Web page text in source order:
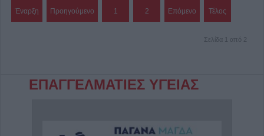
Έναρξη Προηγούμενο 1 2 Επόμενο Τέλος
Σελίδα 1 από 2
ΕΠΑΓΓΕΛΜΑΤΙΕΣ ΥΓΕΙΑΣ